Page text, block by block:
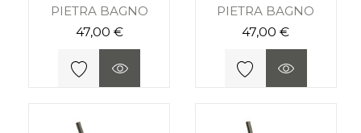
PIETRA BAGNO
47,00 €
PIETRA BAGNO
47,00 €